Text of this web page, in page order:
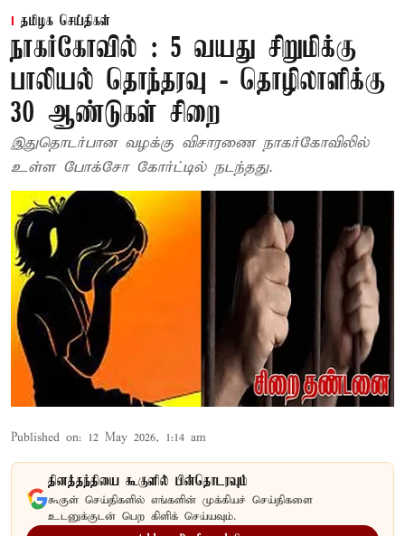
தமிழக செய்திகள்
நாகர்கோவில் : 5 வயது சிறுமிக்கு
பாலியல் தொந்தரவு - தொழிலாளிக்கு
30 ஆண்டுகள் சிறை
இதுதொடர்பான வழக்கு விசாரணை நாகர்கோவிலில்
உள்ள போக்சோ கோர்ட்டில் நடந்தது.
Published on: 12 May 2026, 1:14 am
தினத்தந்தியை கூகுளில் பின்தொடரவும்
கூகுள் செய்திகளில் எங்களின் முக்கியச் செய்திகளை
உடனுக்குடன் பெற கிளிக் செய்யவும்.